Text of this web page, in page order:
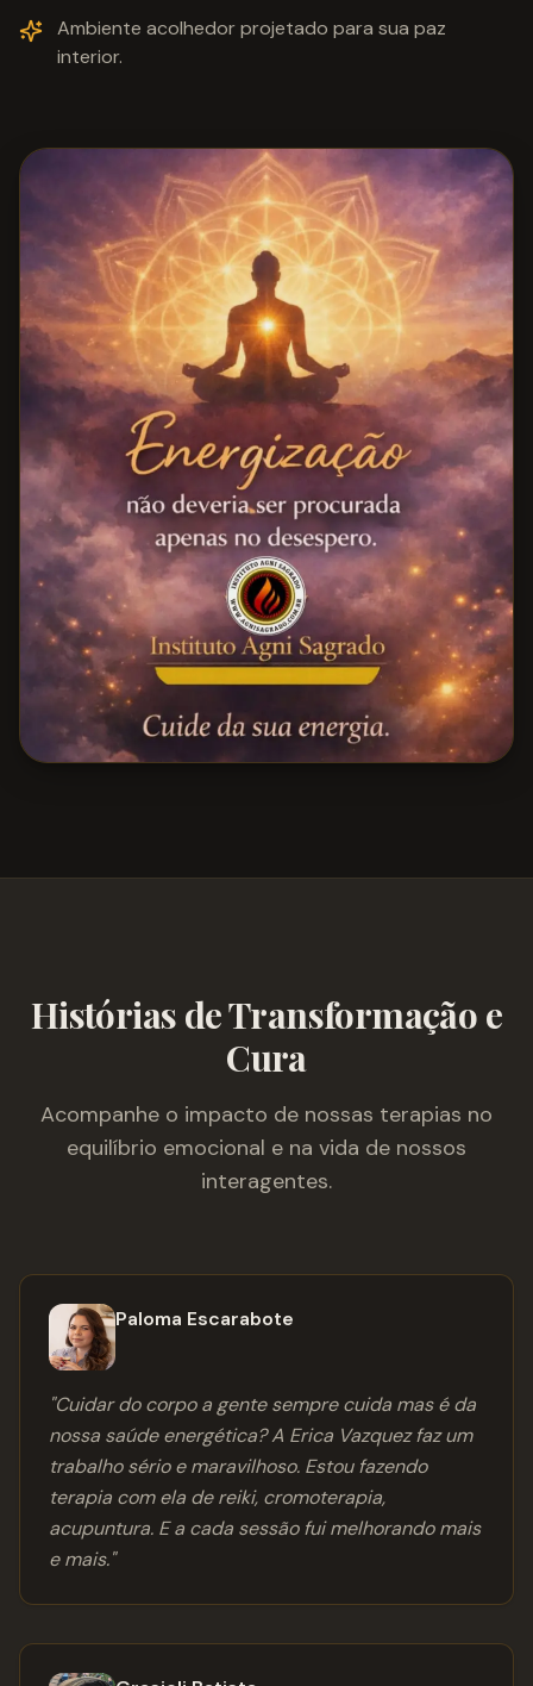
Ambiente acolhedor projetado para sua paz
interior.
Histórias de Transformação e
Cura
Acompanhe o impacto de nossas terapias no
equilíbrio emocional e na vida de nossos
interagentes.
Paloma Escarabote
"Cuidar do corpo a gente sempre cuida mas é da
nossa saúde energética? A Erica Vazquez faz um
trabalho sério e maravilhoso. Estou fazendo
terapia com ela de reiki, cromoterapia,
acupuntura. E a cada sessão fui melhorando mais
e mais."